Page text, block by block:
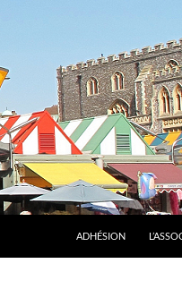
ADHÉSION